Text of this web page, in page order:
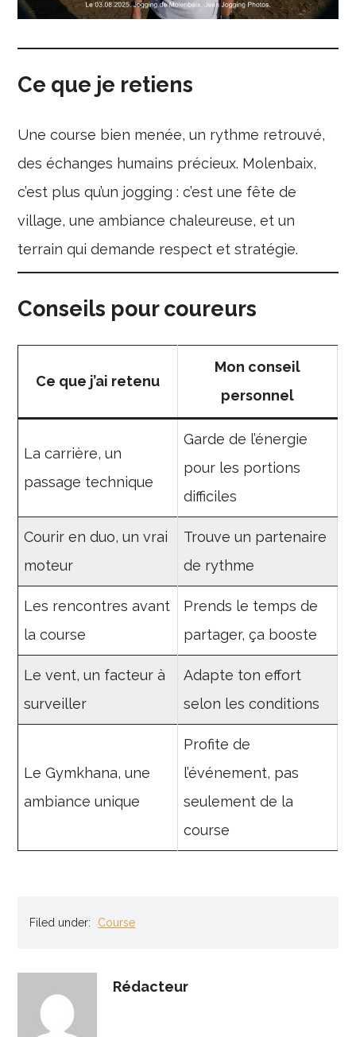
Ce que je retiens
Une course bien menée, un rythme retrouvé,
des échanges humains précieux. Molenbaix,
c’est plus qu’un jogging : c’est une fête de
village, une ambiance chaleureuse, et un
terrain qui demande respect et stratégie.
Conseils pour coureurs
Ce que j’ai retenu
Mon conseil
personnel
La carrière, un
passage technique
Garde de l’énergie
pour les portions
difficiles
Courir en duo, un vrai
moteur
Trouve un partenaire
de rythme
Les rencontres avant
la course
Prends le temps de
partager, ça booste
Le vent, un facteur à
surveiller
Adapte ton effort
selon les conditions
Le Gymkhana, une
ambiance unique
Profite de
l’événement, pas
seulement de la
course
Filed under: Course
Rédacteur